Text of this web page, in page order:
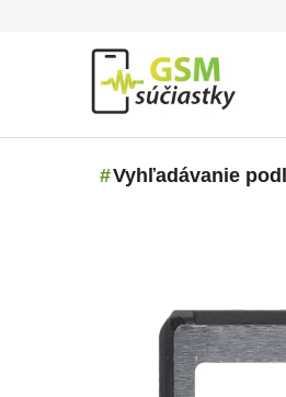
Vyhľadávanie